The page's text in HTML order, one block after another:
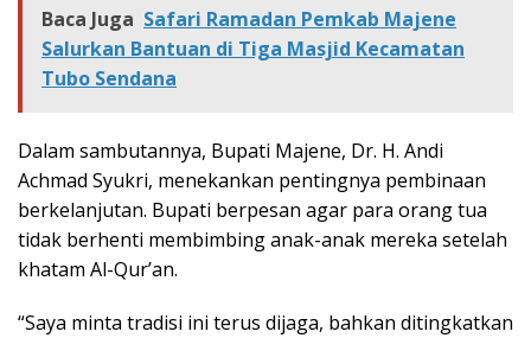
Baca Juga Safari Ramadan Pemkab Majene
Salurkan Bantuan di Tiga Masjid Kecamatan
Tubo Sendana
Dalam sambutannya, Bupati Majene, Dr. H. Andi
Achmad Syukri, menekankan pentingnya pembinaan
berkelanjutan. Bupati berpesan agar para orang tua
tidak berhenti membimbing anak-anak mereka setelah
khatam Al-Qur’an.
“Saya minta tradisi ini terus dijaga, bahkan ditingkatkan